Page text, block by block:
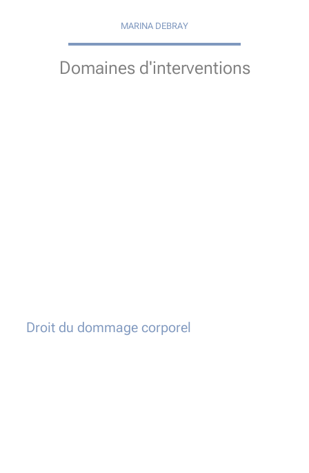
MARINA DEBRAY
Domaines d'interventions
Droit du dommage corporel